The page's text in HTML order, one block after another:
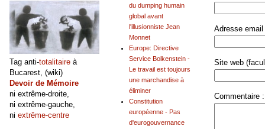
Adresse email
Site web
Commentaire :
du dumping humain
global avant
l'illusionniste Jean
Monnet
Europe: Directive
Service Bolkenstein -
Le travail est toujours
une marchandise à
éliminer
Constitution
européenne - Pas
d'eurogouvernance
Tag anti-totalitaire à
Bucarest, (wiki)
Devoir de Mémoire
ni extrême-droite,
ni extrême-gauche,
ni extrême-centre